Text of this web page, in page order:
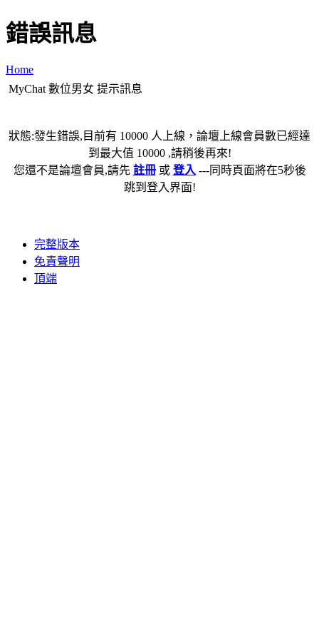
錯誤訊息
Home
MyChat 數位男女 提示訊息
狀態:發生錯誤,目前有 10000 人上線，論壇上線會員數已經達
到最大值 10000 ,請稍後再來!
您還不是論壇會員,請先 註冊或 登入 ---同時頁面將在5秒後
跳到登入界面!
完整版本
免責聲明
頂端